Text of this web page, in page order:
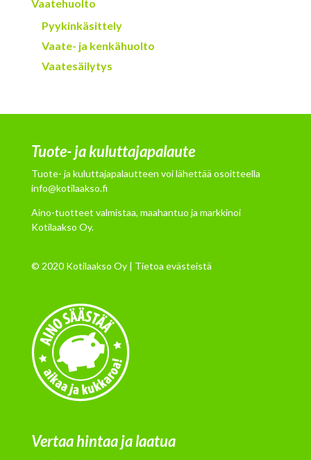
Vaatehuolto
Pyykinkäsittely
Vaate- ja kenkähuolto
Vaatesäilytys
Tuote- ja kuluttajapalaute
Tuote- ja kuluttajapalautteen voi lähettää osoitteella
info@kotilaakso.fi
Aino-tuotteet valmistaa, maahantuo ja markkinoi
Kotilaakso Oy.
© 2020 Kotilaakso Oy | Tietoa evästeistä
Vertaa hintaa ja laatua